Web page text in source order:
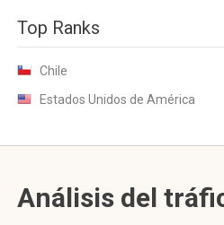
Top Ranks
Chile
Estados Unidos de América
Análisis del